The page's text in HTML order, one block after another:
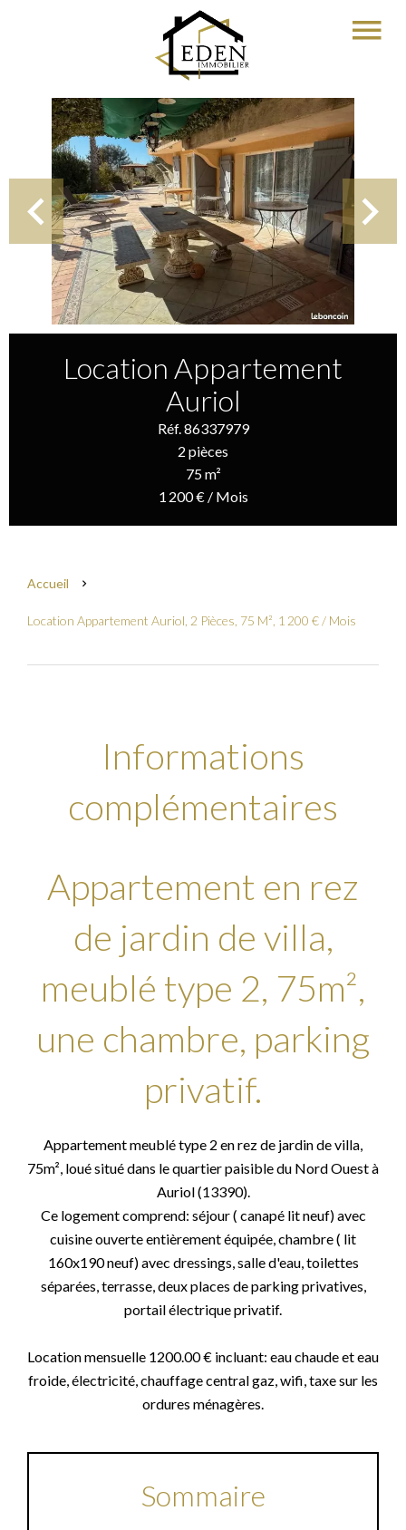
Location Appartement
Auriol
Réf. 86337979
2 pièces
75 m²
1 200 € / Mois
Accueil
Location Appartement Auriol, 2 Pièces, 75 M², 1 200 € / Mois
Informations
complémentaires
Appartement en rez
de jardin de villa,
meublé type 2, 75m²,
une chambre, parking
privatif.
Appartement meublé type 2 en rez de jardin de villa,
75m², loué situé dans le quartier paisible du Nord Ouest à
Auriol (13390).
Ce logement comprend: séjour ( canapé lit neuf) avec
cuisine ouverte entièrement équipée, chambre ( lit
160x190 neuf) avec dressings, salle d'eau, toilettes
séparées, terrasse, deux places de parking privatives,
portail électrique privatif.
Location mensuelle 1200.00 € incluant: eau chaude et eau
froide, électricité, chauffage central gaz, wifi, taxe sur les
ordures ménagères.
Sommaire